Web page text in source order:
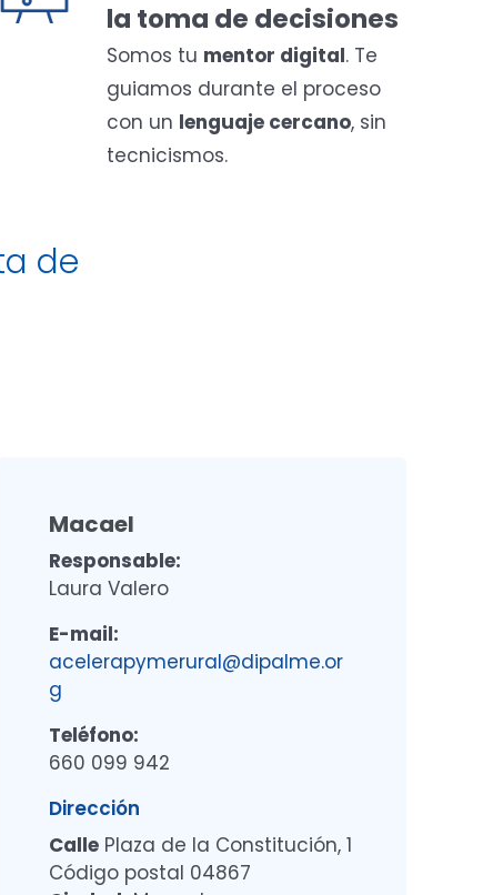
la toma de decisiones
Somos tu mentor digital. Te
guiamos durante el proceso
con un lenguaje cercano, sin
tecnicismos.
de
Macael
Responsable:
Laura Valero
E-mail:
acelerapymerural@dipalme.or
g
Teléfono:
660 099 942
Dirección
Calle Plaza de la Constitución, 1
Código postal 04867